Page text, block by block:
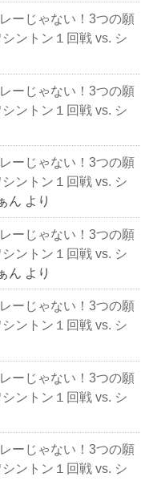
ーじゃない！3つの願
ントン１回戦 vs. シ
ーじゃない！3つの願
ントン１回戦 vs. シ
ーじゃない！3つの願
ントン１回戦 vs. シ
ん より
ーじゃない！3つの願
ントン１回戦 vs. シ
ん より
ーじゃない！3つの願
ントン１回戦 vs. シ
ーじゃない！3つの願
ントン１回戦 vs. シ
ーじゃない！3つの願
ントン１回戦 vs. シ